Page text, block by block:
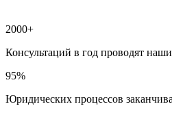
2000+
Консультаций в год проводят
95%
Юридических процессов